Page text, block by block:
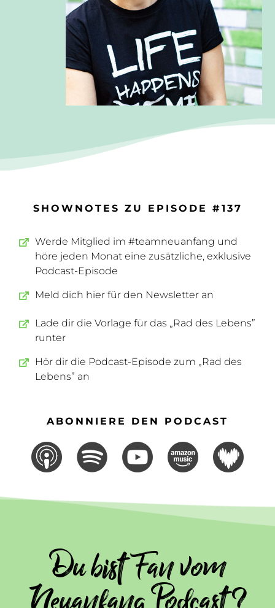
SHOWNOTES ZU EPISODE #137
Werde Mitglied im #teamneuanfang und
höre jeden Monat eine zusätzliche, exklusive
Podcast-Episode
Meld dich hier für den Newsletter an
Lade dir die Vorlage für das „Rad des Lebens”
runter
Hör dir die Podcast-Episode zum „Rad des
Lebens” an
ABONNIERE DEN PODCAST
Du bist Fan vom